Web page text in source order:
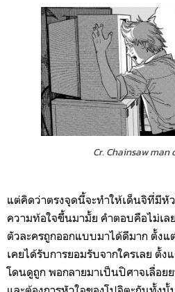
Cr. Chainsaw man
แต่คิดว่าตรงจุดนี้จะทำให้เด็นจิที่มีหั
ความท้อใจขึ้นมามั้ย คำตอบคือไม่เล
ตัวละครถูกออกแบบมาได้ดีมาก ตั้งแ
เคยได้รับการยอมรับจากใครเลย ตั้
โดนดูถูก พอกลายมาเป็นปิศาจเลื่อ